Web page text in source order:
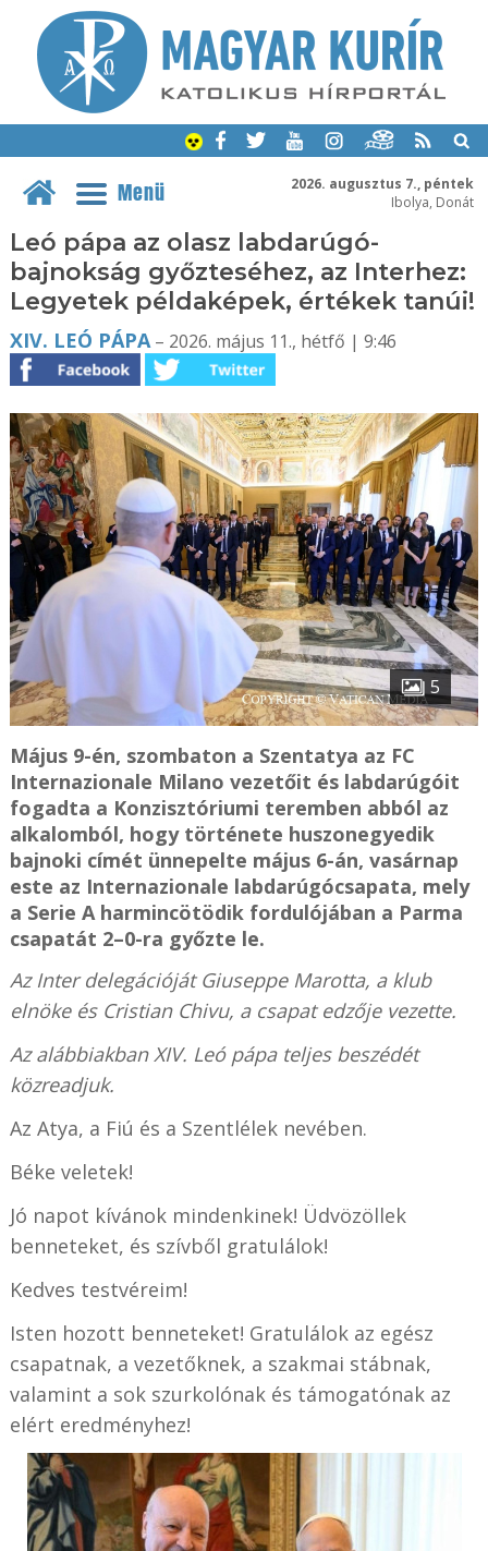
2026. augusztus 7., péntek
Ibolya, Donát
Menü
Leó pápa az olasz labdarúgó-
bajnokság győzteséhez, az Interhez:
Legyetek példaképek, értékek tanúi!
XIV. LEÓ PÁPA– 2026. május 11., hétfő | 9:46
5
Május 9-én, szombaton a Szentatya az FC
Internazionale Milano vezetőit és labdarúgóit
fogadta a Konzisztóriumi teremben abból az
alkalomból, hogy története huszonegyedik
bajnoki címét ünnepelte május 6-án, vasárnap
este az Internazionale labdarúgócsapata, mely
a Serie A harmincötödik fordulójában a Parma
csapatát 2–0-ra győzte le.
Az Inter delegációját Giuseppe Marotta, a klub
elnöke és Cristian Chivu, a csapat edzője vezette.
Az alábbiakban XIV. Leó pápa teljes beszédét
közreadjuk.
Az Atya, a Fiú és a Szentlélek nevében.
Béke veletek!
Jó napot kívánok mindenkinek! Üdvözöllek
benneteket, és szívből gratulálok!
Kedves testvéreim!
Isten hozott benneteket! Gratulálok az egész
csapatnak, a vezetőknek, a szakmai stábnak,
valamint a sok szurkolónak és támogatónak az
elért eredményhez!